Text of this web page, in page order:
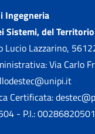
Ingegneria
Sistemi, del
Lucio Lazzarino,
Via Carlo
Certificata:
- P.I.: 00286820501